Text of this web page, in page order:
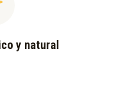
y natural